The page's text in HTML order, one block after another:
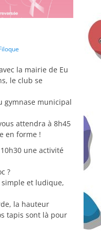
la mairie de Eu
le club se
gymnase municipal
attendra à 8h45
en forme !
une activité
?
simple et ludique,
la hauteur
tapis sont là pour